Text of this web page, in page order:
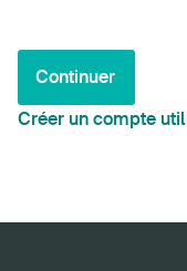
Continuer
Créer un compte